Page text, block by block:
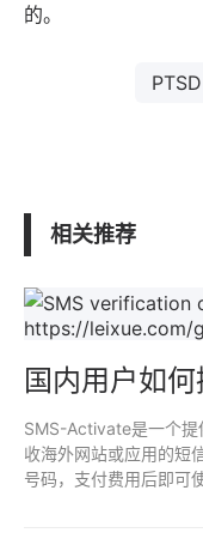
的。
PTSD
相关推荐
国内用户如
SMS-Activate是一个提
收海外网站或应用的短
号码，支付费用后即可